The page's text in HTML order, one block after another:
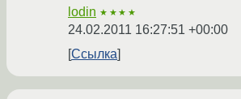
lodin ★★★★
24.02.2011 16:27:51 +00:00
Ссылка